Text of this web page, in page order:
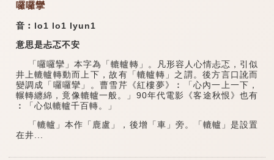
囉囉攣
音︰lo1 lo1 lyun1
意思是忐忑不安
「囉囉攣」本字為「轆轤轉」。凡形容人心情忐忑，引似
井上轆轤轉動而上下，故有「轆轤轉」之謂。後方言口訛而
變調成「囉囉攣」。曹雪芹《紅樓夢》︰「心內一上一下，
輾轉纏綿，竟像轆轤一般。」90年代電影《客途秋恨》也有
︰「心似轆轤千百轉。」
「轆轤」本作「鹿盧」，後增「車」旁。「轆轤」是設置
在井...